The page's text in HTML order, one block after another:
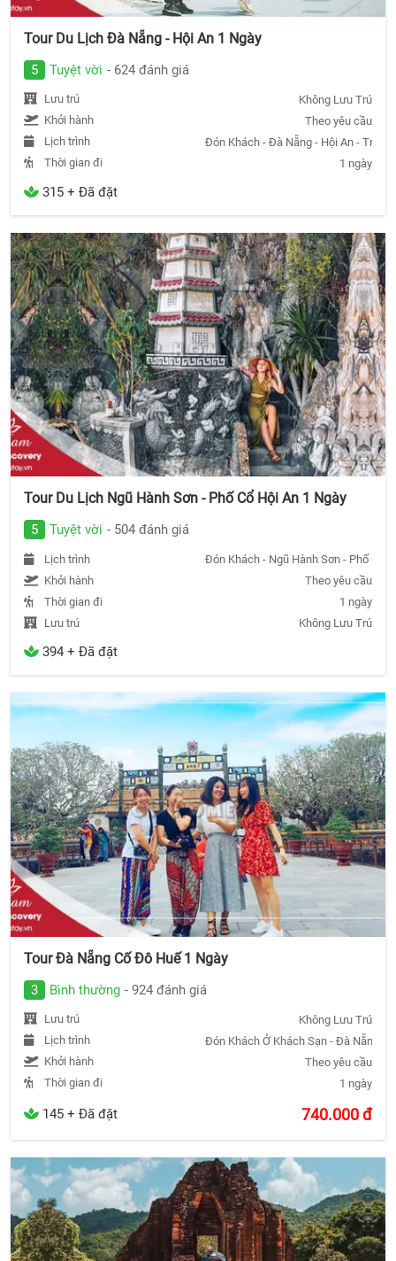
Tour Du Lịch Đà Nẵng - Hội An 1 Ngày
5 Tuyệt vời - 624 đánh giá
Lưu trú
Không Lưu Trú
Khởi hành
Theo yêu cầu
Lịch trình
Đón Khách - Đà Nẵng - Hội An - Trả
Thời gian đi
1 ngày
315 + Đã đặt
Tour Du Lịch Ngũ Hành Sơn - Phố Cổ Hội An 1 Ngày
5 Tuyệt vời - 504 đánh giá
Lịch trình
Đón Khách - Ngũ Hành Sơn - Phố Cổ
Khởi hành
Theo yêu cầu
Thời gian đi
1 ngày
Lưu trú
Không Lưu Trú
394 + Đã đặt
Tour Đà Nẵng Cố Đô Huế 1 Ngày
3 Bình thường - 924 đánh giá
Lưu trú
Không Lưu Trú
Lịch trình
Đón Khách Ở Khách Sạn - Đà Nẵng -
Khởi hành
Theo yêu cầu
Thời gian đi
1 ngày
145 + Đã đặt 740.000đ